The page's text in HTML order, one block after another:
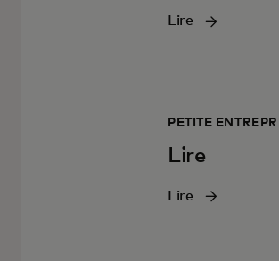
Lire
PETITE
Lire
Lire